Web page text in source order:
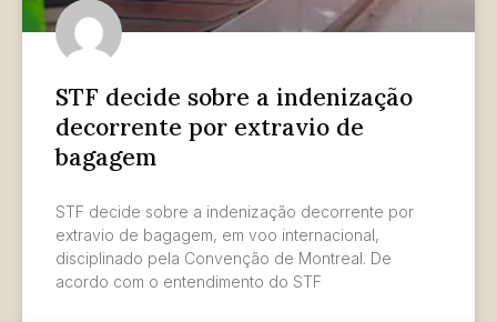
STF decide sobre a indenização
decorrente por extravio de
bagagem
STF decide sobre a indenização decorrente por
extravio de bagagem, em voo internacional,
disciplinado pela Convenção de Montreal. De
acordo com o entendimento do STF